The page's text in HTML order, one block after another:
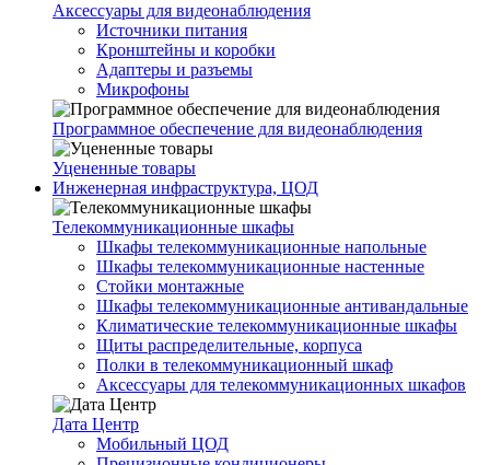
Аксессуары для видеонаблюдения
Источники питания
Кронштейны и коробки
Адаптеры и разъемы
Микрофоны
Программное обеспечение для видеонаблюдения
Уцененные товары
Инженерная инфраструктура, ЦОД
Телекоммуникационные шкафы
Шкафы телекоммуникационные напольные
Шкафы телекоммуникационные настенные
Стойки монтажные
Шкафы телекоммуникационные антивандальные
Климатические телекоммуникационные шкафы
Щиты распределительные, корпуса
Полки в телекоммуникационный шкаф
Аксессуары для телекоммуникационных шкафов
Дата Центр
Мобильный ЦОД